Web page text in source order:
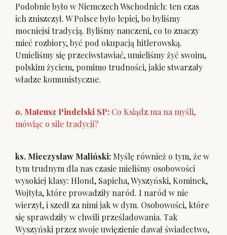
Podobnie było w Niemczech Wschodnich: ten czas
ich zniszczył. W Polsce było lepiej, bo byliśmy
mocniejsi tradycją. Byliśmy nauczeni, co to znaczy
mieć rozbiory, być pod okupacją hitlerowską.
Umieliśmy się przeciwstawiać, umieliśmy żyć swoim,
polskim życiem, pomimo trudności, jakie stwarzały
władze komunistyczne.
o. Mateusz Pindelski SP: Co Ksiądz ma na myśli,
mówiąc o sile tradycji?
ks. Mieczysław Maliński: Myślę również o tym, że w
tym trudnym dla nas czasie mieliśmy osobowości
wysokiej klasy: Hlond, Sapieha, Wyszyński, Kominek,
Wojtyła, które prowadziły naród. I naród w nie
wierzył, i szedł za nimi jak w dym. Osobowości, które
się sprawdziły w chwili prześladowania. Tak
Wyszyński przez swoje uwięzienie dawał świadectwo,